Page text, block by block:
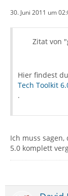
30. Juni 2011 um
Zitat von
Hier findest
Tech Toolkit
.
Ich muss
5.0 komplett